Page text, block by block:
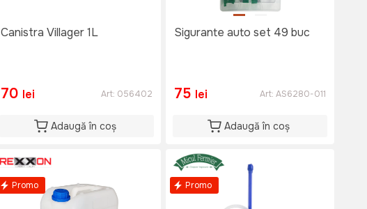
Canistra Villager 1L
70 lei Art: 056402
Adaugă în coș
Sigurante auto set 49 buc
75 lei Art: AS6280-011
Adaugă în coș
Promo Promo